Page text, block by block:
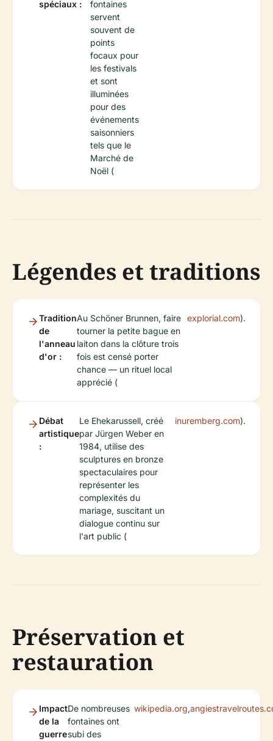
spéciaux :
fontaines
servent
souvent de
points
focaux pour
les festivals
et sont
illuminées
pour des
événements
saisonniers
tels que le
Marché de
Noël (
Légendes et traditions
Tradition
de
l'anneau
d'or :
Au Schöner Brunnen, faire
tourner la petite bague en
laiton dans la clôture trois
fois est censé porter
chance — un rituel local
apprécié (
explorial.com).
Débat
artistique
:
Le Ehekarussell, créé
par Jürgen Weber en
1984, utilise des
sculptures en bronze
spectaculaires pour
représenter les
complexités du
mariage, suscitant un
dialogue continu sur
l'art public (
inuremberg.com).
Préservation et
restauration
Impact
de la
guerre
De nombreuses
fontaines ont
subi des
wikipedia.org,